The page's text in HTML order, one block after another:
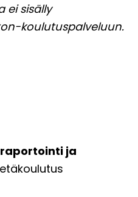
ei sisälly
koulutuspalveluun.
ja